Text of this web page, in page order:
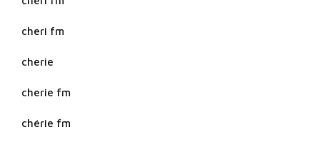
cheri fm
cherie
cherie fm
chérie fm